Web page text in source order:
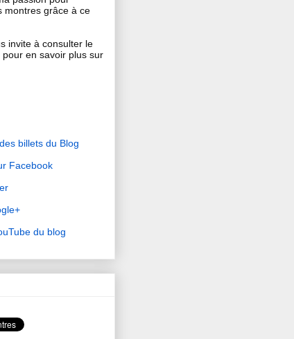
montres grâce à ce
invite à consulter le
pour en savoir plus sur
billets du Blog
Facebook
du blog